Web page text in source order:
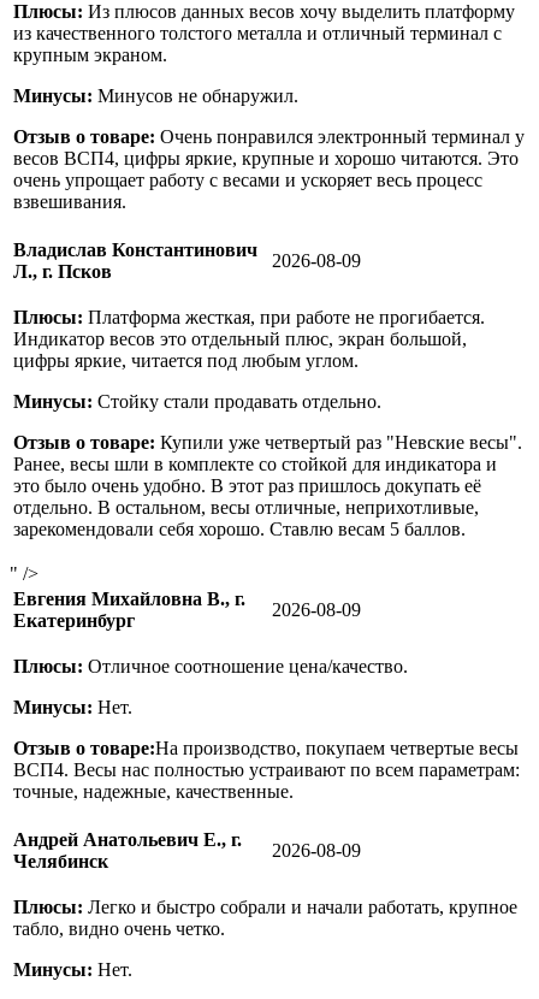
Плюсы: Из плюсов данных весов хочу выделить платформу
из качественного толстого металла и отличный терминал с
крупным экраном.
Минусы: Минусов не обнаружил.
Отзыв о товаре: Очень понравился электронный терминал у
весов ВСП4, цифры яркие, крупные и хорошо читаются. Это
очень упрощает работу с весами и ускоряет весь процесс
взвешивания.
Владислав Константинович
Л., г. Псков
2026-08-09
Плюсы: Платформа жесткая, при работе не прогибается.
Индикатор весов это отдельный плюс, экран большой,
цифры яркие, читается под любым углом.
Минусы: Стойку стали продавать отдельно.
Отзыв о товаре: Купили уже четвертый раз "Невские весы".
Ранее, весы шли в комплекте со стойкой для индикатора и
это было очень удобно. В этот раз пришлось докупать её
отдельно. В остальном, весы отличные, неприхотливые,
зарекомендовали себя хорошо. Ставлю весам 5 баллов.
" />
Евгения Михайловна В., г.
Екатеринбург
2026-08-09
Плюсы: Отличное соотношение цена/качество.
Минусы: Нет.
Отзыв о товаре:На производство, покупаем четвертые весы
ВСП4. Весы нас полностью устраивают по всем параметрам:
точные, надежные, качественные.
Андрей Анатольевич Е., г.
Челябинск
2026-08-09
Плюсы: Легко и быстро собрали и начали работать, крупное
табло, видно очень четко.
Минусы: Нет.